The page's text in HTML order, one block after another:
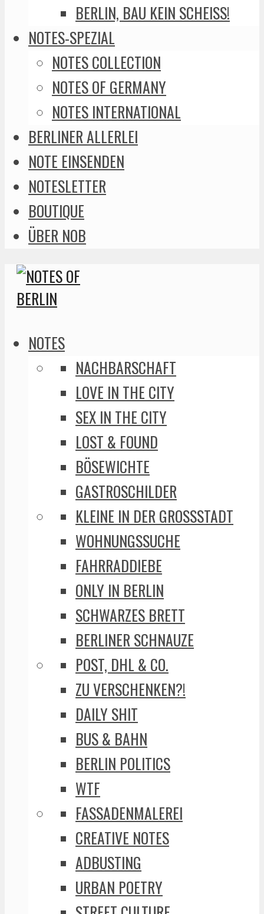
BERLIN, BAU KEIN SCHEISS!
NOTES-SPEZIAL
NOTES COLLECTION
NOTES OF GERMANY
NOTES INTERNATIONAL
BERLINER ALLERLEI
NOTE EINSENDEN
NOTESLETTER
BOUTIQUE
ÜBER NOB
NOTES
NACHBARSCHAFT
LOVE IN THE CITY
SEX IN THE CITY
LOST & FOUND
BÖSEWICHTE
GASTROSCHILDER
KLEINE IN DER GROSSSTADT
WOHNUNGSSUCHE
FAHRRADDIEBE
ONLY IN BERLIN
SCHWARZES BRETT
BERLINER SCHNAUZE
POST, DHL & CO.
ZU VERSCHENKEN?!
DAILY SHIT
BUS & BAHN
BERLIN POLITICS
WTF
FASSADENMALEREI
CREATIVE NOTES
ADBUSTING
URBAN POETRY